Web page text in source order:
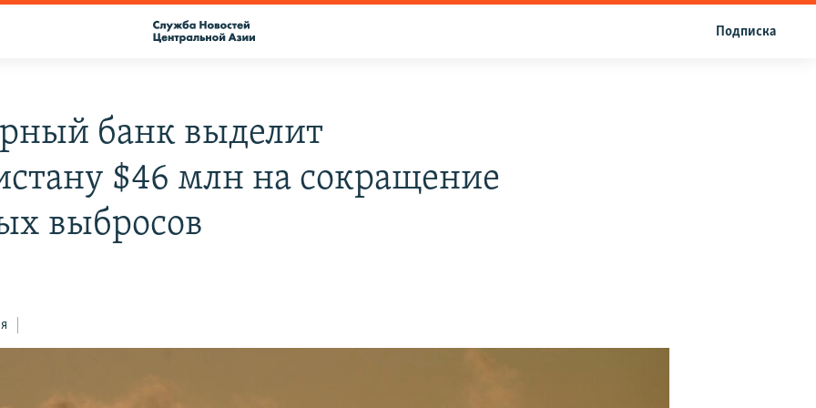
Подписка
банк выделит
$46 млн на сокращение
выбросов